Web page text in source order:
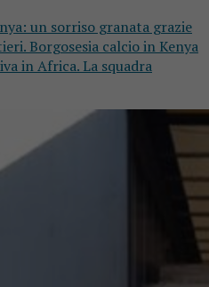
un sorriso granata grazie
Borgosesia calcio in Kenya
in Africa. La squadra